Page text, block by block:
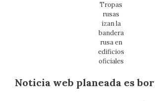
Tropas
rusas
izan la
bandera
rusa en
edificios
oficiales
Noticia web planeada es